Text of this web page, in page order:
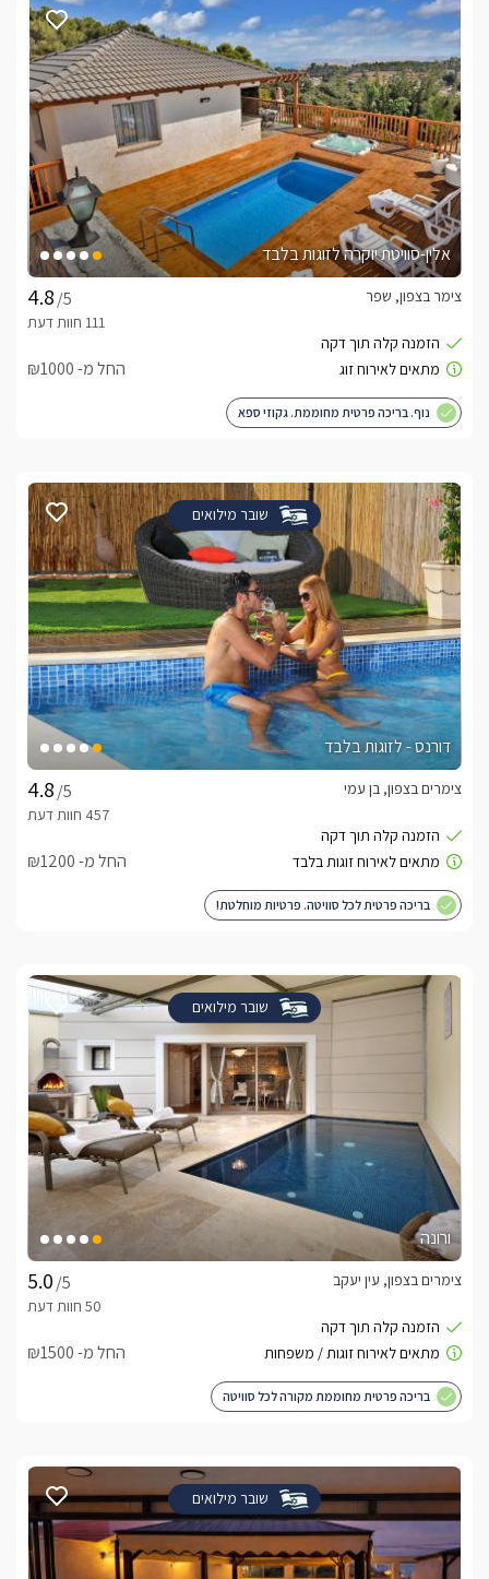
אלין-סוויטת יוקרה לזוגות בלבד
/5
צימר בצפון, שפר
החל מ- ₪1000
נוף. בריכה פרטית מחוממת. גקוזי ספא
שובר מילואים
דורנס - לזוגות בלבד
/5
צימרים בצפון, בן עמי
החל מ- ₪1200
בריכה פרטית לכל סוויטה. פרטיות מוחלטת!
שובר מילואים
ורונה
/5
צימרים בצפון, עין יעקב
החל מ- ₪1500
בריכה פרטית מחוממת מקורה לכל סוויטה
שובר מילואים